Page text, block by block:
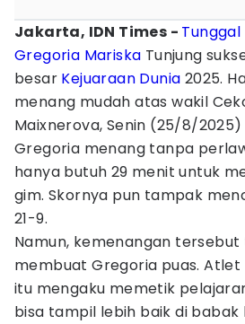
Jakarta, IDN Times -
Gregoria Mariska Tunjung
besar Kejuaraan Dunia 2025.
menang mudah atas wakil
Maixnerova, Senin (25/8/2025)
Gregoria menang tanpa
hanya butuh 29 menit untuk
gim. Skornya pun tampak
21-9.
Namun, kemenangan
membuat Gregoria puas.
itu mengaku memetik
bisa tampil lebih baik di babak